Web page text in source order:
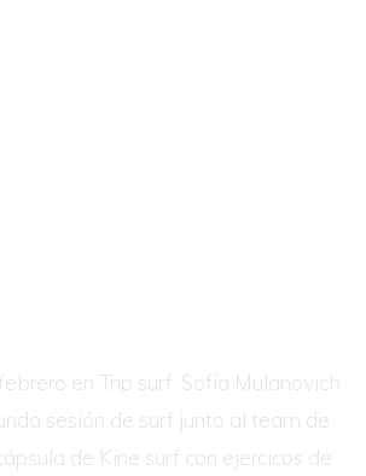
en Trip surf: Sofía Mulanovich
sesión de surf junto al team de
de Kine surf con ejercicos de